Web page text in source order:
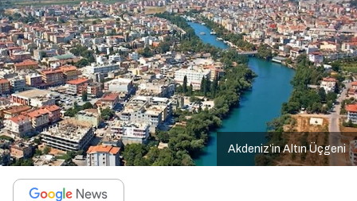
Akdeniz’in Altın Üçgeni